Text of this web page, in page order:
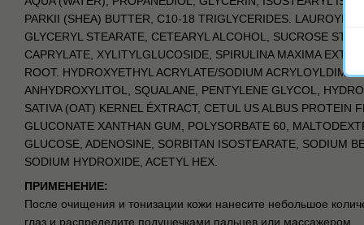
PARKII (SHEA) BUTTER, C10-18 TRIGLYCERIDES. LAUROYL
GLYCERYL STEARATE, CETEARYL ALCOHOL, SUCROSE
CAPRYLATE, XYLITYLGLUCOSIDE, SPIRULINA MAXIMA
ROOT. HYDROXYETHYL ACRYLATE/SODIUM
ANHYDROXYLITOL, SQUALANE, PENTYLENE GLYCOL,
SATIVA (OAT) KERNEL ÉXTRACT, CETUL US ALBUS PROTEIN
GLUCONATE XANTHAN GUM, POLYSORBATE 60,
GLUCOSE, ADENOSINE, SORBITAN ISOSTEARATE, SODIUM
SODIUM HYDROXIDE, ACETYL HEX.
ПРИМЕНЕНИЕ:
После очищения и тонизации кожи нанесите небольшое
глаз и распределите подушечками пальцев или массажером.